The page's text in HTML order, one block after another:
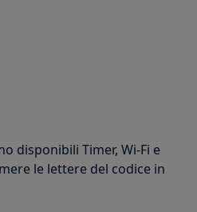
disponibili Timer, Wi-Fi e
le lettere del codice in